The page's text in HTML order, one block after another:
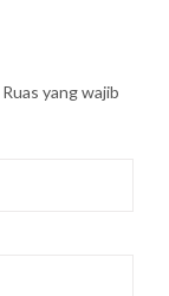
Ruas yang wajib